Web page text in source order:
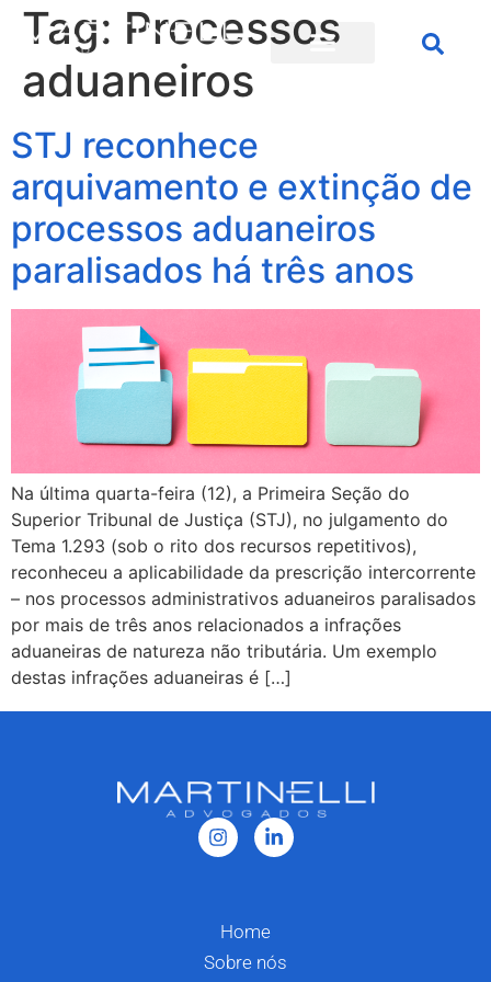
Tag: Processos
aduaneiros
STJ reconhece
arquivamento e extinção de
processos aduaneiros
paralisados há três anos
Na última quarta-feira (12), a Primeira Seção do
Superior Tribunal de Justiça (STJ), no julgamento do
Tema 1.293 (sob o rito dos recursos repetitivos),
reconheceu a aplicabilidade da prescrição intercorrente
– nos processos administrativos aduaneiros paralisados
por mais de três anos relacionados a infrações
aduaneiras de natureza não tributária. Um exemplo
destas infrações aduaneiras é […]
Home
Sobre nós